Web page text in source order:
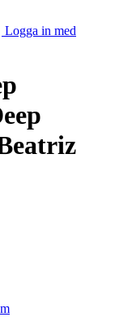
Logga in med